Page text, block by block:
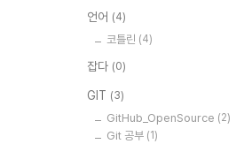
언어 (4)
코틀린 (4)
잡다 (0)
GIT (3)
GitHub_OpenSource (2)
Git 공부 (1)